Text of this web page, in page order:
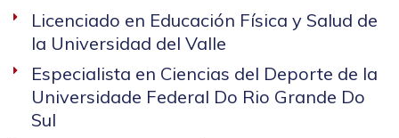
Licenciado en Educación Física y Salud de
la Universidad del Valle
Especialista en Ciencias del Deporte de la
Universidade Federal Do Rio Grande Do
Sul